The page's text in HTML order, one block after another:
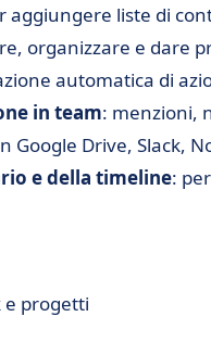
aggiungere liste di
organizzare e dare
automatica di
in team: menzioni,
Google Drive, Slack,
e della timeline:
e progetti